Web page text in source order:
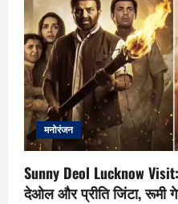
मनोरंजन
Sunny Deol Lucknow
देओल और प्रीति जिंटा, रूमी